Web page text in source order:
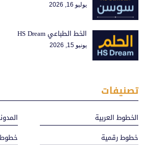
يوليو 16, 2026
الخط الطباعي HS Dream
يونيو 15, 2026
تصنيفات
الخطوط العربية
خطوط رقمية